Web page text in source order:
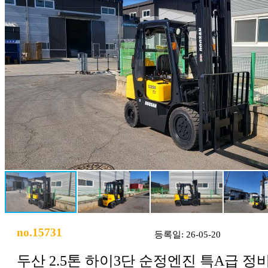
no.15731 등록일: 26-05-20
두산 2.5톤 하이3단 순정엔진 특A급 정